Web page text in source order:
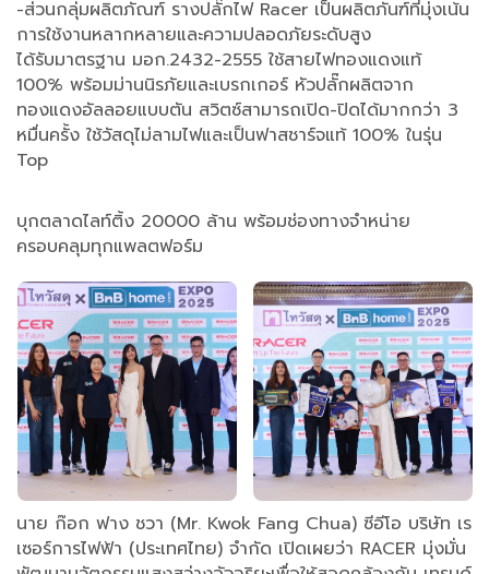
-ส่วนกลุ่มผลิตภัณฑ์ รางปลั๊กไฟ Racer เป็นผลิตภันฑ์ที่มุ่งเน้น
การใช้งานหลากหลายและความปลอดภัยระดับสูง
ได้รับมาตรฐาน มอก.2432-2555 ใช้สายไฟทองแดงแท้
100% พร้อมม่านนิรภัยและเบรกเกอร์ หัวปลั๊กผลิตจาก
ทองแดงอัลลอยแบบตัน สวิตซ์สามารถเปิด-ปิดได้มากกว่า 3
หมื่นครั้ง ใช้วัสดุไม่ลามไฟและเป็นฟาสชาร์จแท้ 100% ในรุ่น
Top
บุกตลาดไลท์ติ้ง 20000 ล้าน พร้อมช่องทางจำหน่าย
ครอบคลุมทุกแพลตฟอร์ม
นาย ก๊อก ฟาง ชวา (Mr. Kwok Fang Chua) ซีอีโอ บริษัท เร
เซอร์การไฟฟ้า (ประเทศไทย) จำกัด เปิดเผยว่า RACER มุ่งมั่น